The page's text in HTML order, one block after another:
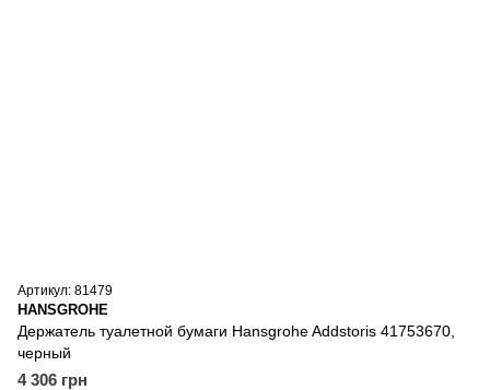
Артикул: 81479
HANSGROHE
Держатель туалетной бумаги Hansgrohe Addstoris 41753670,
черный
4 306 грн